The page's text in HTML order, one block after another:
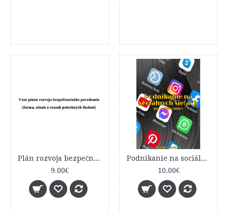
Plán rozvoja bezpečnostného povedomia - vzor
9.00€
Podnikanie na sociálnych sieťach pre začiatočníkov
10.00€